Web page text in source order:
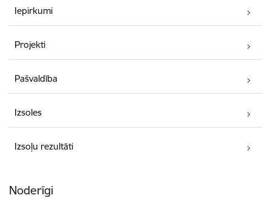
Iepirkumi
Projekti
Pašvaldība
Izsoles
Izsoļu rezultāti
Noderīgi